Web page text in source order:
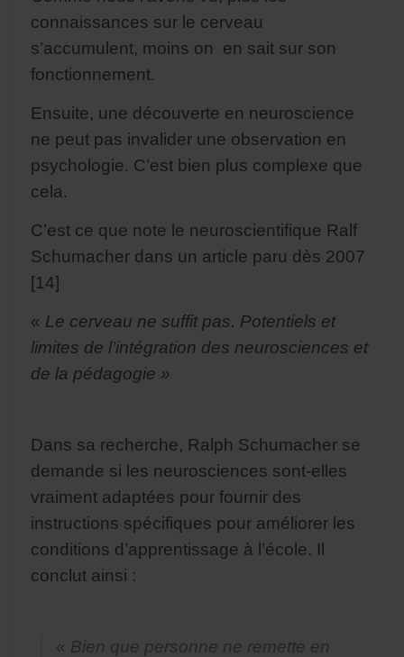
connaissances sur le cerveau
s’accumulent, moins on en sait sur son
fonctionnement.
Ensuite, une découverte en neuroscience
ne peut pas invalider une observation en
psychologie. C’est bien plus complexe que
cela.
C’est ce que note le neuroscientifique Ralf
Schumacher dans un article paru dès 2007
[14]
« Le cerveau ne suffit pas. Potentiels et
limites de l’intégration des neurosciences et
de la pédagogie »
Dans sa recherche, Ralph Schumacher se
demande si les neurosciences sont-elles
vraiment adaptées pour fournir des
instructions spécifiques pour améliorer les
conditions d’apprentissage à l’école. Il
conclut ainsi :
« Bien que personne ne remette en